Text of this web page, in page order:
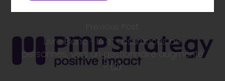
Previous Post
Livre Blanc - IA et assurances de
personnes, vers un gestionnaire augmenté
? (2)